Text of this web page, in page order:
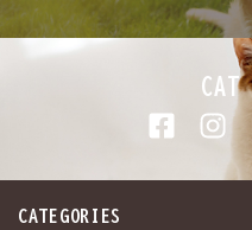
CAT
CATEGORIES